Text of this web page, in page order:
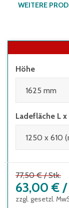
WEITERE
Höhe
Ladefläche L x
77,50 € /Stk.
63,00 € /
zzgl. gesetzl.